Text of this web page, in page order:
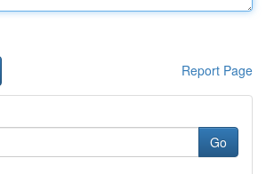
Report Page
Go